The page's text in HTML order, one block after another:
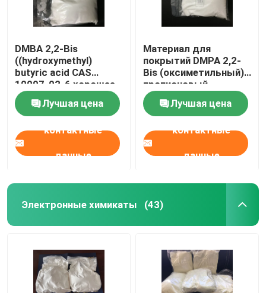
DMBA 2,2-Bis
((hydroxymethyl)
butyric acid CAS
10097-02-6 хорошее
скрещивающее и
гидрофильное
средство или
используется для
производства
высокомолекулярной
Лучшая цена
контактные
данные
Материал для
покрытий DMPA 2,2-
Bis (оксиметильный)
пропионовый
кисловочный CAS
4767-03-7 резиновый
Лучшая цена
контактные
данные
Электронные химикаты (43)